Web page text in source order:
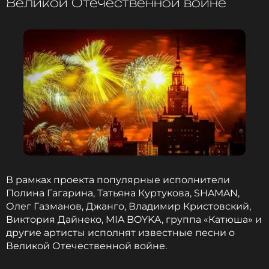
призналась Екатерина.
SHAMAN и Екатерина Мизулина стали
родителями трех детей
1 год назад
Новость по теме >
Фото: Сергей Булкин/ТАСС
Бывший продюсер SHAMAN раскрыл
артиста
1 год назад
Новость по теме >
Смотрите нас в Likee, чтобы
В рамках проекта популярные исполнители
Полина Гагарина, Татьяна Куртукова, SHAMAN,
Олег Газманов, Джанго, Владимир Кристовский,
Виктория Дайнеко, MIA BOYKA, группа «Катюша» и
другие артисты исполнят известные песни о
Великой Отечественной войне.